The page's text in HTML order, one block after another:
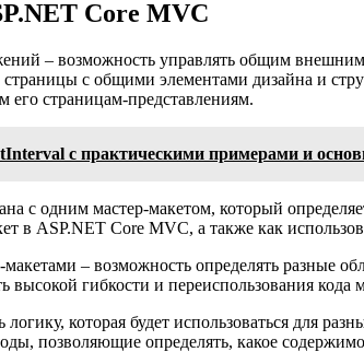
Core MVC
– возможность управлять общим
с общими элементами дизайна и
его страницам-представлениям.
с практическими примерами и
с одним мастер-макетом, который
в ASP.NET Core MVC, а также как
– возможность определять разные
высокой гибкости и переиспользования
которая будет использоваться для
позволяющие определять, какое